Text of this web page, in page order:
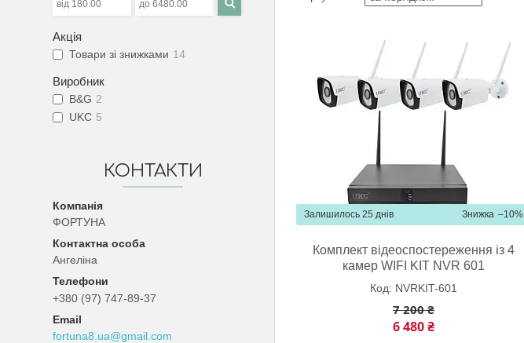
Акція
Товари зі знижками 14
Виробник
B&G 2
UKC 5
КОНТАКТИ
ФОРТУНА
Ангеліна
+380 (97) 747-89-37
fortuna8.ua@gmail.com
–10%
Залишилось 25 днів
Комплект відеоспостереження із 4
камер WIFI KIT NVR 601
NVRKIT-601
7 200 ₴
6 480 ₴